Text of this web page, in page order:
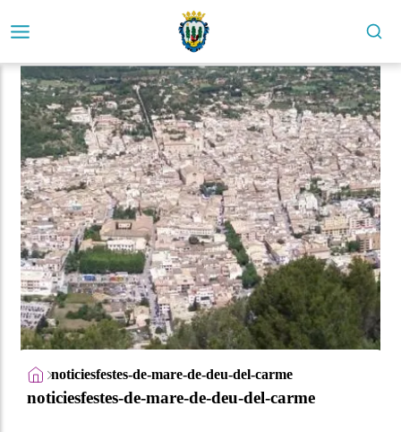
noticiesfestes-de-mare-de-deu-del-carme
noticiesfestes-de-mare-de-deu-del-carme